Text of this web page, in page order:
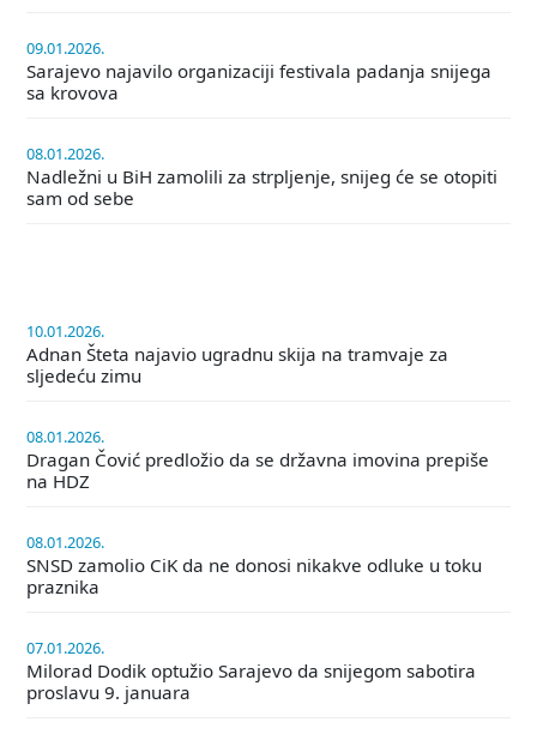
09.01.2026.
Sarajevo najavilo organizaciji festivala padanja snijega
sa krovova
08.01.2026.
Nadležni u BiH zamolili za strpljenje, snijeg će se otopiti
sam od sebe
10.01.2026.
Adnan Šteta najavio ugradnu skija na tramvaje za
sljedeću zimu
08.01.2026.
Dragan Čović predložio da se državna imovina prepiše
na HDZ
08.01.2026.
SNSD zamolio CiK da ne donosi nikakve odluke u toku
praznika
07.01.2026.
Milorad Dodik optužio Sarajevo da snijegom sabotira
proslavu 9. januara